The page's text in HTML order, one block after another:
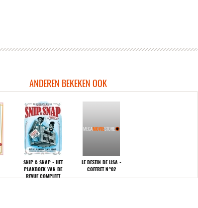
ANDEREN BEKEKEN OOK
SNIP & SNAP - HET
PLAKBOEK VAN DE
REVUE COMPLEET
LE DESTIN DE LISA -
COFFRET N°02